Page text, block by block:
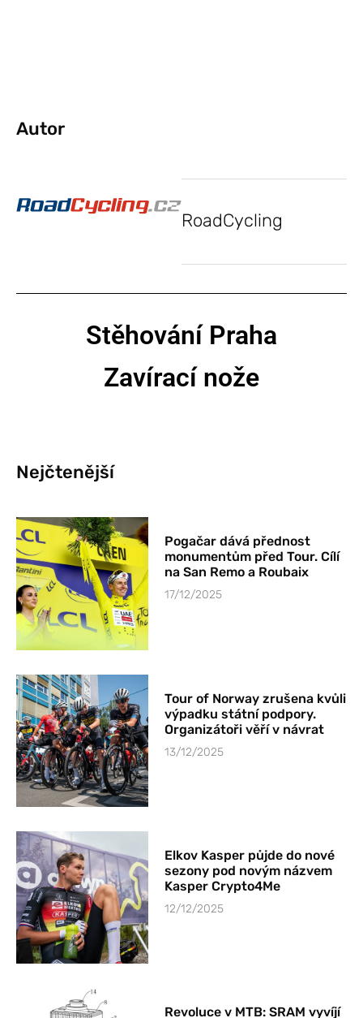
Autor
RoadCycling
Stěhování Praha
Zavírací nože
Nejčtenější
Pogačar dává přednost
monumentům před Tour. Cílí
na San Remo a Roubaix
17/12/2025
Tour of Norway zrušena kvůli
výpadku státní podpory.
Organizátoři věří v návrat
13/12/2025
Elkov Kasper půjde do nové
sezony pod novým názvem
Kasper Crypto4Me
12/12/2025
Revoluce v MTB: SRAM vyvíjí